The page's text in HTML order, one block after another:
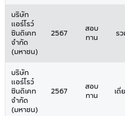
บริษัท
แอร์โรว์
ซินดิเคท
จำกัด
(มหาชน)
2567
สอบ
ทาน
ร
บริษัท
แอร์โรว์
ซินดิเคท
จำกัด
(มหาชน)
2567
สอบ
ทาน
เดี่